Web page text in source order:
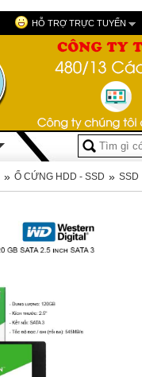
HỖ TRỢ TRỰC TUYẾN
» Ổ CỨNG HDD - SSD » SSD